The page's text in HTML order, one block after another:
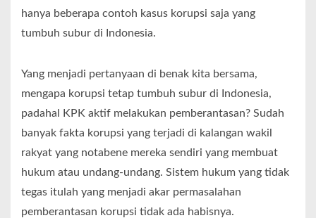
hanya beberapa contoh kasus korupsi saja yang
tumbuh subur di Indonesia.
Yang menjadi pertanyaan di benak kita bersama,
mengapa korupsi tetap tumbuh subur di Indonesia,
padahal KPK aktif melakukan pemberantasan? Sudah
banyak fakta korupsi yang terjadi di kalangan wakil
rakyat yang notabene mereka sendiri yang membuat
hukum atau undang-undang. Sistem hukum yang tidak
tegas itulah yang menjadi akar permasalahan
pemberantasan korupsi tidak ada habisnya.